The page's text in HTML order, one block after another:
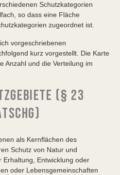
Schutzkategorien
so dass eine Fläche
zugeordnet ist.
vorgeschriebenen
kurz vorgestellt. Die Karte
Anzahl und die Verteilung im
(§ 23
als Kernflächen des
Schutz von Natur und
Erhaltung, Entwicklung oder
oder Lebensgemeinschaften